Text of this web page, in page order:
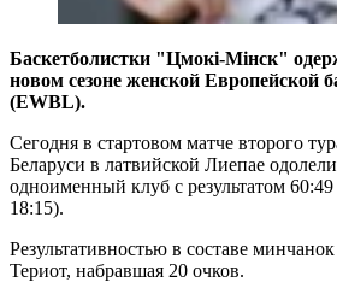
Баскетболистки "Цмокi-Мiнск"
новом сезоне женской Европейской
(EWBL).
Сегодня в стартовом матче второго
Беларуси в латвийской Лиепае
одноименный клуб с результатом
18:15).
Результативностью в составе
Териот, набравшая 20 очков.